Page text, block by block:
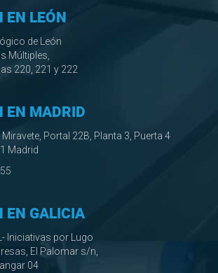
EN LEÓN
de León
Múltiples,
220, 221 y 222
EN MADRID
Portal 22B, Planta 3, Puerta 4
Madrid
EN GALICIA
Iniciativas por Lugo
El Palomar s/n,
04